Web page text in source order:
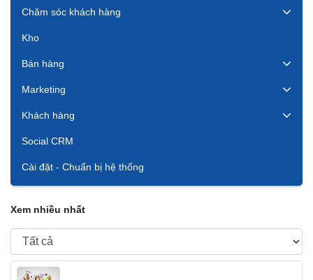
Chăm sóc khách hàng
Kho
Bán hàng
Marketing
Khách hàng
Social CRM
Cài đặt - Chuẩn bị hệ thống
Xem nhiều nhất